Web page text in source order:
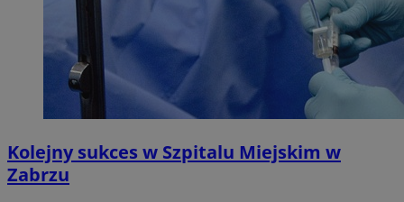
Kolejny sukces w Szpitalu Miejskim w
Zabrzu